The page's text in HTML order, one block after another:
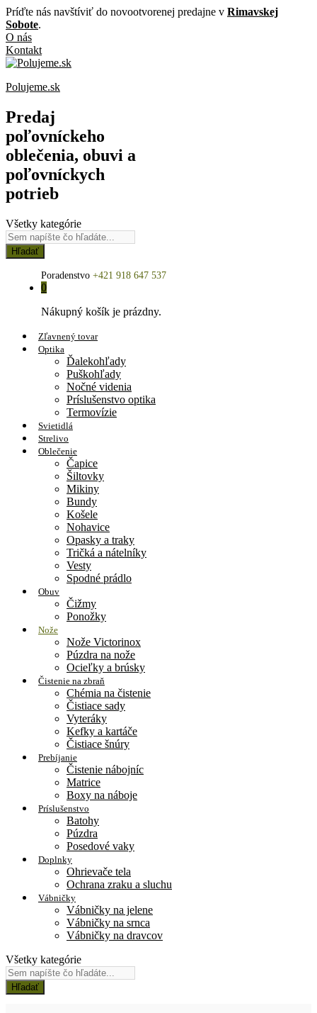
Príďte nás navštíviť do novootvorenej predajne v Rimavskej
Sobote.
O nás
Kontakt
Polujeme.sk
Predaj
poľovníckeho
oblečenia, obuvi a
poľovníckych
potrieb
Všetky kategórie
Hľadať
Poradenstvo +421 918 647 537
0
Nákupný košík je prázdny.
Zľavnený tovar
Optika
Ďalekohľady
Puškohľady
Nočné videnia
Príslušenstvo optika
Termovízie
Svietidlá
Strelivo
Oblečenie
Čapice
Šiltovky
Mikiny
Bundy
Košele
Nohavice
Opasky a traky
Tričká a nátelníky
Vesty
Spodné prádlo
Obuv
Čižmy
Ponožky
Nože
Nože Victorinox
Púzdra na nože
Ocieľky a brúsky
Čistenie na zbraň
Chémia na čistenie
Čistiace sady
Vyteráky
Kefky a kartáče
Čistiace šnúry
Prebíjanie
Čistenie nábojníc
Matrice
Boxy na náboje
Príslušenstvo
Batohy
Púzdra
Posedové vaky
Doplnky
Ohrievače tela
Ochrana zraku a sluchu
Vábničky
Vábničky na jelene
Vábničky na srnca
Vábničky na dravcov
Všetky kategórie
Hľadať